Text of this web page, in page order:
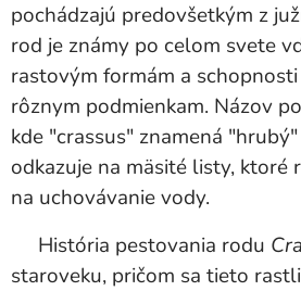
pochádzajú predovšetkým z
rod je známy po celom svete
rastovým formám a
rôznym podmienkam. Názov
kde "crassus" znamená
odkazuje na mäsité listy, ktoré
na uchovávanie vody.
História pestovania rodu
staroveku, pričom sa tieto